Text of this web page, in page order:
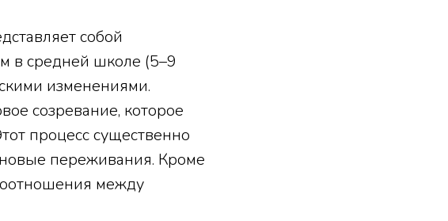
собой
в средней школе (5–9
изменениями.
созревание, которое
процесс существенно
переживания. Кроме
между